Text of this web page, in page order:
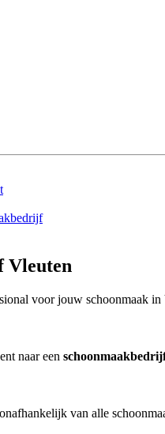
Vleuten
voor jouw schoonmaak in
naar een
van alle